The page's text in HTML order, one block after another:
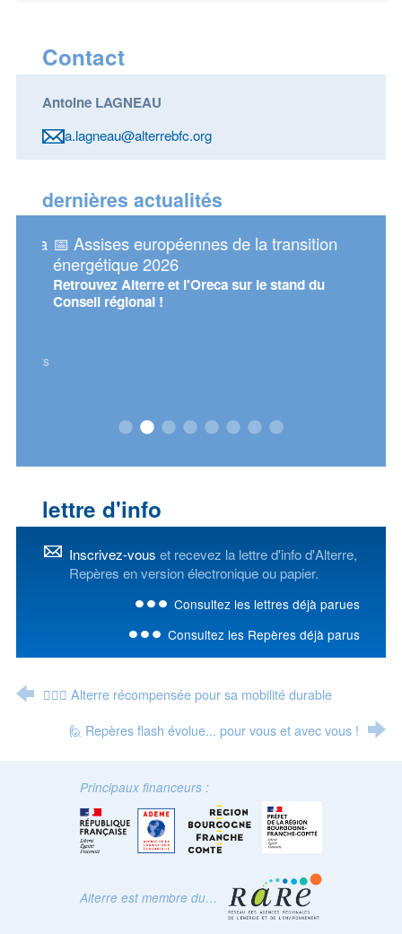
Contact
Antoine LAGNEAU
a.lagneau@alterrebfc.org
dernières actualités
📅 Assises européennes de la transition
énergétique 2026
Retrouvez Alterre et l'Oreca sur le stand du
Conseil régional !
lettre d'info
Inscrivez-vous et recevez la lettre d'info d'Alterre,
Repères en version électronique ou papier.
Consultez les lettres déjà parues
Consultez les Repères déjà parus
🚴🏿‍♂ Alterre récompensée pour sa mobilité durable
🙋 Repères flash évolue... pour vous et avec vous !
Principaux financeurs :
Alterre est membre du…